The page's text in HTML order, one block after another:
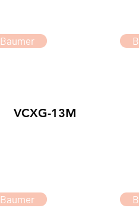
Baumer
VCXG-13M
Baumer